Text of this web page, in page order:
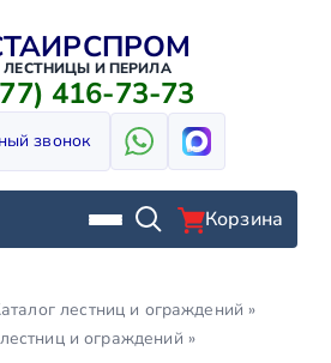
ЛЕСТНИЦЫ И ПЕРИЛА
416-73-73
звонок
Корзина
лестниц и ограждений »
и ограждений »